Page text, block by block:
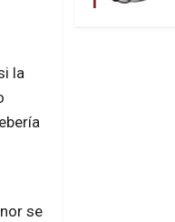
la
se